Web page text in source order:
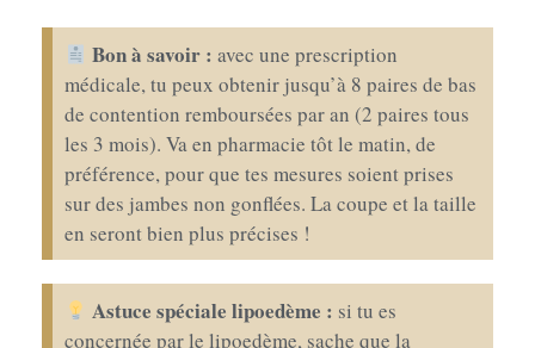
Bon à savoir :avec une prescription
médicale, tu peux obtenir jusqu’à 8 paires de bas
de contention remboursées par an (2 paires tous
les 3 mois). Va en pharmacie tôt le matin, de
préférence, pour que tes mesures soient prises
sur des jambes non gonflées. La coupe et la taille
en seront bien plus précises !
Astuce spéciale lipoedème : si tu es
concernée par le lipoedème, sache que la